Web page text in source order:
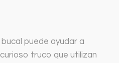
puede ayudar a
truco que utilizan